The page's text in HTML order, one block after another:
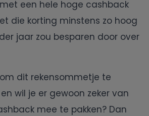
een hele hoge cashback
die korting minstens zo hoog
jaar zou besparen door over
dit rekensommetje te
wil je er gewoon zeker van
mee te pakken? Dan